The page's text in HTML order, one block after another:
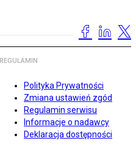
REGULAMIN
Polityka Prywatności
Zmiana ustawień zgód
Regulamin serwisu
Informacje o nadawcy
Deklaracja dostępności